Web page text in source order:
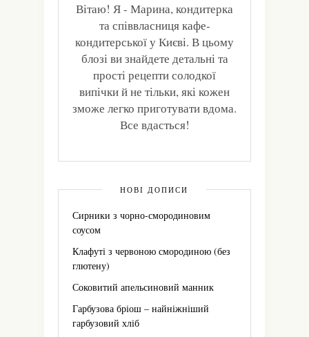
Вітаю! Я - Марина, кондитерка
та співвласниця кафе-
кондитерської у Києві. В цьому
блозі ви знайдете детальні та
прості рецепти солодкої
випічки й не тільки, які кожен
зможе легко приготувати вдома.
Все вдасться!
НОВІ ДОПИСИ
Сирники з чорно-смородиновим
соусом
Клафуті з червоною смородиною (без
глютену)
Соковитий апельсиновий манник
Гарбузова бріош – найніжніший
гарбузовий хліб